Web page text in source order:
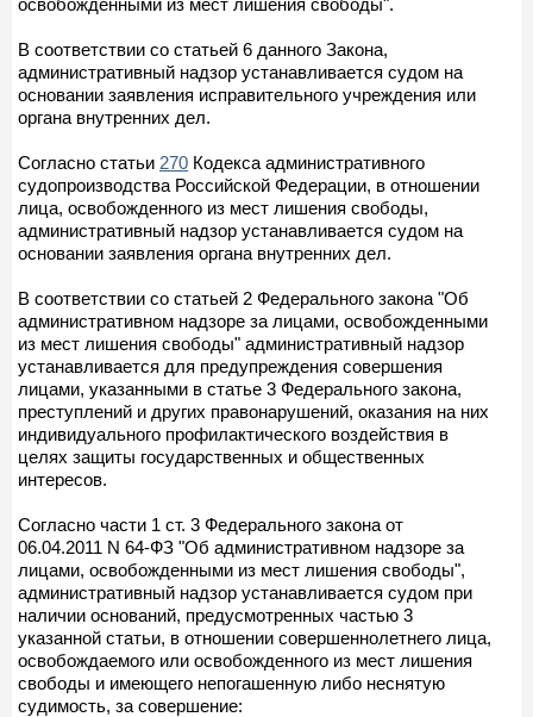
В соответствии со статьей 6 данного Закона,
административный надзор устанавливается судом на
основании заявления исправительного учреждения или
органа внутренних дел.
Согласно статьи 270 Кодекса административного
судопроизводства Российской Федерации, в отношении
лица, освобожденного из мест лишения свободы,
административный надзор устанавливается судом на
основании заявления органа внутренних дел.
В соответствии со статьей 2 Федерального закона "Об
административном надзоре за лицами, освобожденными
из мест лишения свободы" административный надзор
устанавливается для предупреждения совершения
лицами, указанными в статье 3 Федерального закона,
преступлений и других правонарушений, оказания на них
индивидуального профилактического воздействия в
целях защиты государственных и общественных
интересов.
Согласно части 1 ст. 3 Федерального закона от
06.04.2011 N 64-ФЗ "Об административном надзоре за
лицами, освобожденными из мест лишения свободы",
административный надзор устанавливается судом при
наличии оснований, предусмотренных частью 3
указанной статьи, в отношении совершеннолетнего лица,
освобождаемого или освобожденного из мест лишения
свободы и имеющего непогашенную либо неснятую
судимость, за совершение: